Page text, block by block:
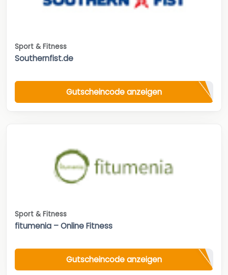
Sport & Fitness
Southernfist.de
Gutscheincode anzeigen
Sport & Fitness
fitumenia – Online Fitness
Gutscheincode anzeigen